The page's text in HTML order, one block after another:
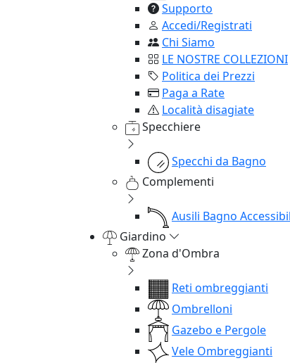
Supporto
Accedi/Registrati
Chi Siamo
LE NOSTRE COLLEZIONI
Politica dei Prezzi
Paga a Rate
Località disagiate
Specchiere
Specchi da Bagno
Complementi
Ausili Bagno
Giardino
Zona d'Ombra
Reti ombreggianti
Ombrelloni
Gazebo e Pergole
Vele Ombreggianti